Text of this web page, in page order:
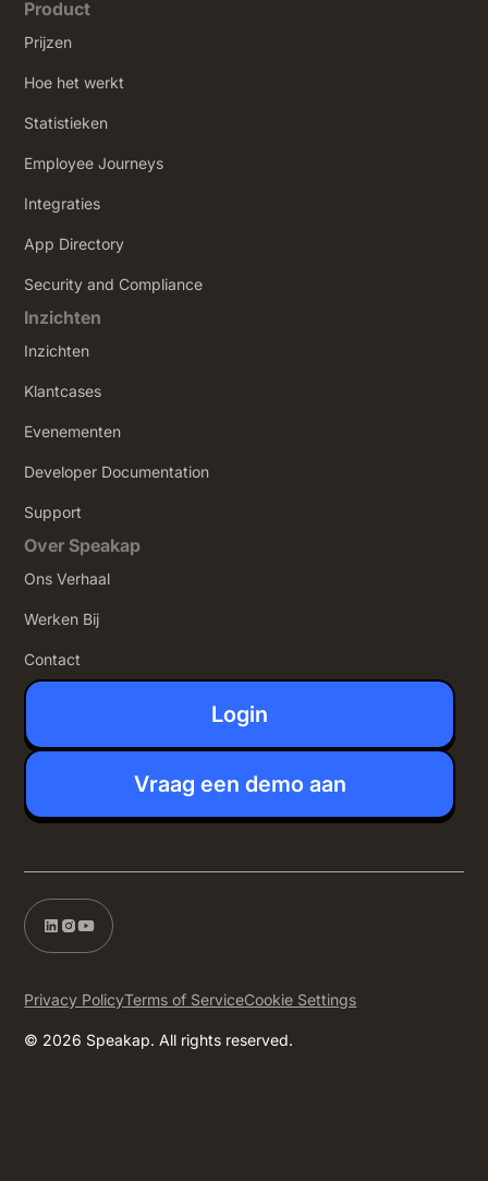
Product
Prijzen
Hoe het werkt
Statistieken
Employee Journeys
Integraties
App Directory
Security and Compliance
Inzichten
Inzichten
Klantcases
Evenementen
Developer Documentation
Support
Over Speakap
Ons Verhaal
Werken Bij
Contact
Login
Vraag een demo aan
© 2026 Speakap. All rights reserved.
Privacy PolicyTerms of ServiceCookie Settings